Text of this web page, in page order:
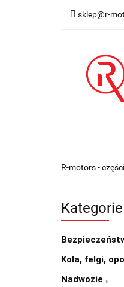
sklep@r-
R-motors -
Kategorie
Koła, felgi,
Nadwozie